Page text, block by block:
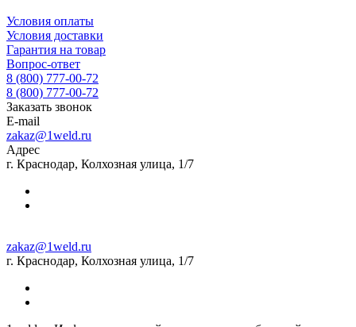
Условия оплаты
Условия доставки
Гарантия на товар
Вопрос-ответ
8 (800) 777-00-72
8 (800) 777-00-72
Заказать звонок
E-mail
zakaz@1weld.ru
Адрес
г. Краснодар, Колхозная улица, 1/7
zakaz@1weld.ru
г. Краснодар, Колхозная улица, 1/7